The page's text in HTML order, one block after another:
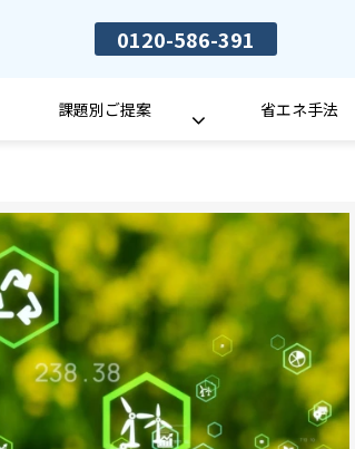
0120-586-391
課題別ご提案 省エネ手法